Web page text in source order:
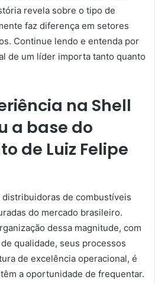
revela sobre o tipo de
faz diferença em setores
Continue lendo e entenda por
de um líder importa tanto quanto
na Shell
a base do
de Luiz Felipe
distribuidoras de combustíveis
do mercado brasileiro.
dessa magnitude, com
qualidade, seus processos
de excelência operacional, é
a oportunidade de frequentar.